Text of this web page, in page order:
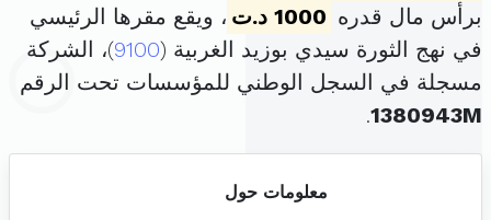
برأس مال قدره 1000 د.ت
، ويقع مقرها الرئيسي
في نهج الثورة سيدي بوزيد الغربية (9100)، الشركة
مسجلة في السجل الوطني للمؤسسات تحت الرقم
1380943M
.
معلومات حول